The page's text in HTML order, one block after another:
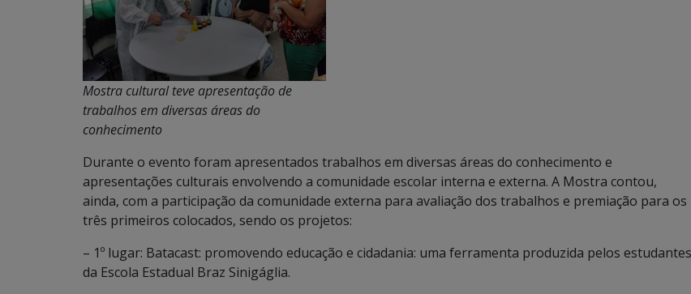
Mostra cultural teve apresentação de
trabalhos em diversas áreas do
conhecimento
Durante o evento foram apresentados trabalhos em diversas áreas do conhecimento e
apresentações culturais envolvendo a comunidade escolar interna e externa. A Mostra contou,
ainda, com a participação da comunidade externa para avaliação dos trabalhos e premiação para os
três primeiros colocados, sendo os projetos:
– 1º lugar: Batacast: promovendo educação e cidadania: uma ferramenta produzida pelos estudantes
da Escola Estadual Braz Sinigáglia.